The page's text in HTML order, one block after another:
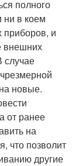
полного
ни в коем
приборов, и
внешних
случае
новые.
от ранее
на
что позволит
другие